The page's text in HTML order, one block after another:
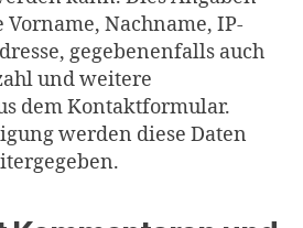
Nachname, IP-
gegebenenfalls auch
und weitere
dem Kontaktformular.
werden diese Daten